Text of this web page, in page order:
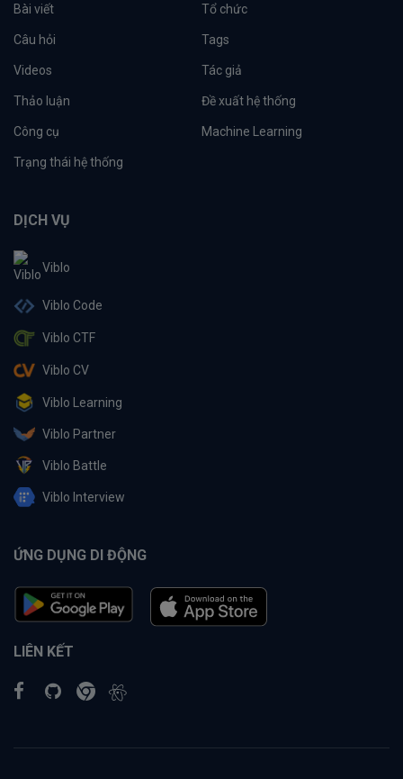
Bài viết Tổ chức
Câu hỏi Tags
Videos Tác giả
Thảo luận Đề xuất hệ thống
Công cụ Machine Learning
Trạng thái hệ thống
DỊCH VỤ
Viblo
Viblo Code
Viblo CTF
Viblo CV
Viblo Learning
Viblo Partner
Viblo Battle
Viblo Interview
ỨNG DỤNG DI ĐỘNG
LIÊN KẾT